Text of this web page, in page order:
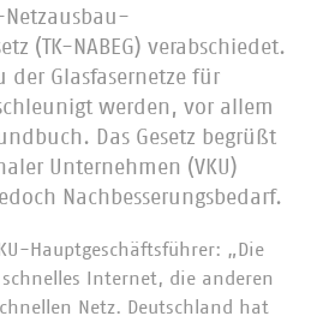
Netzausbau-
(TK-NABEG) verabschiedet.
der Glasfasernetze für
werden, vor allem
Das Gesetz begrüßt
Unternehmen (VKU)
Nachbesserungsbedarf.
Hauptgeschäftsführer: „Die
Internet, die anderen
Netz. Deutschland hat